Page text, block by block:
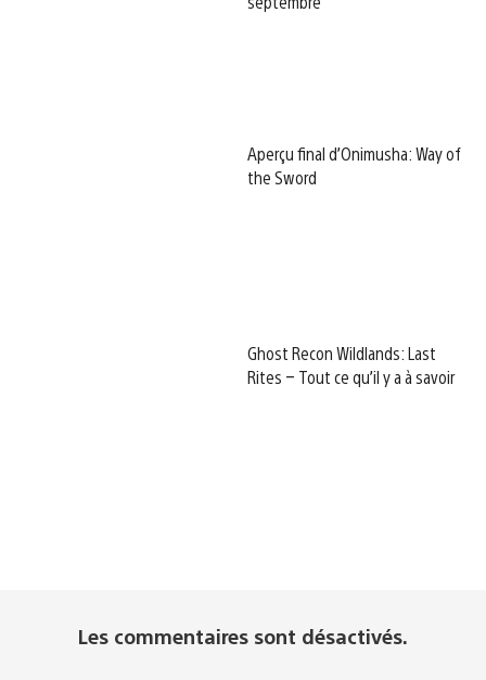
Aperçu final d’Onimusha: Way of
the Sword
Ghost Recon Wildlands: Last
Rites – Tout ce qu’il y a à savoir
Les commentaires sont désactivés.